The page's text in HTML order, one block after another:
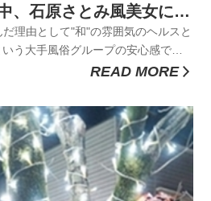
、石原さとみ風美女に癒
理由として"和"の雰囲気のヘルスと
う大手風俗グループの安心感で選
ヘルやソープにいっても、エッチを
えないエロい空間を堪能したく
READ MORE